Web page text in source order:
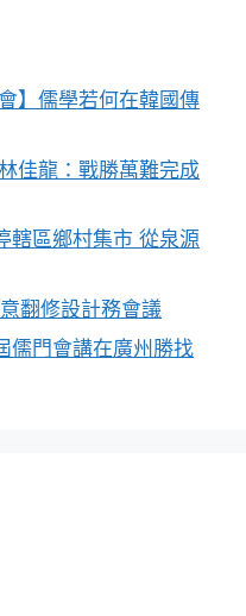
】儒學若何在韓國傳
佳龍：戰勝萬難完成
轄區鄉村集市 從泉源
翻修設計務會議
儒門會講在廣州勝找